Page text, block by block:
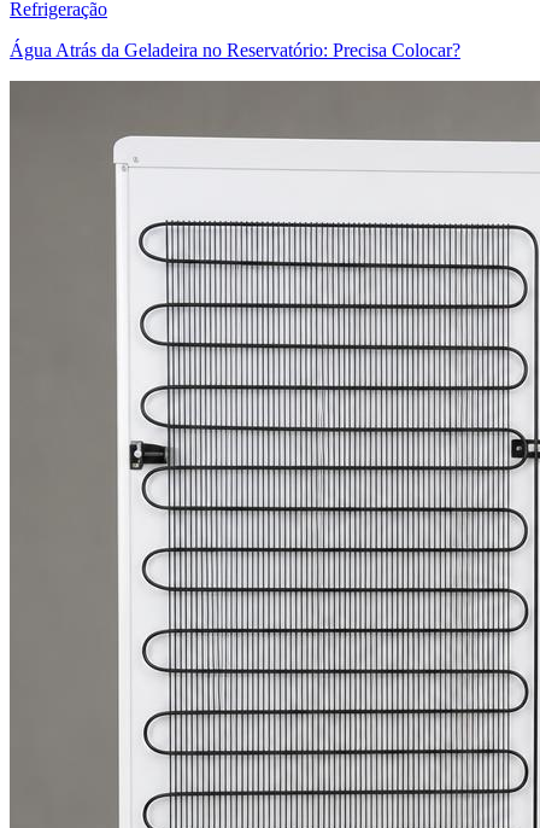
Refrigeração
Água Atrás da Geladeira no Reservatório: Precisa Colocar?